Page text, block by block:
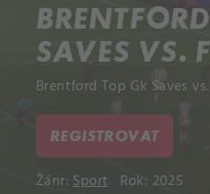
SAVES VS.
Brentford Top Gk Saves
REGISTROVAT
Žánr:Sport Rok: 2025